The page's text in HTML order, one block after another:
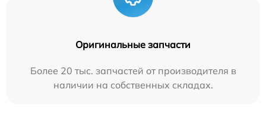
Оригинальные запчасти
Более 20 тыс. запчастей от производителя в
наличии на собственных складах.